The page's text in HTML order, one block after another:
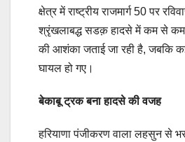
क्षेत्र में राष्ट्रीय राजमार्ग 50 पर
श्रृंखलाबद्ध सडक़ हादसे में कम से कम
की आशंका जताई जा रही है, जबकि
घायल हो गए।
बेकाबू ट्रक बना हादसे की वजह
हरियाणा पंजीकरण वाला लहसुन से